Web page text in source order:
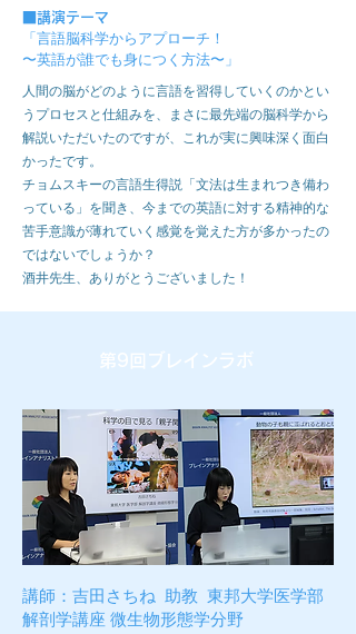
講演テーマ
「言語脳科学からアプローチ！
〜英語が誰でも身につく方法〜」
人間の脳がどのように言語を習得していくのかとい
うプロセスと仕組みを、まさに最先端の脳科学から
解説いただいたのですが、これが実に興味深く面白
かったです。
チョムスキーの言語生得説「文法は生まれつき備わ
っている」を聞き、今までの英語に対する精神的な
苦手意識が薄れていく感覚を覚えた方が多かったの
ではないでしょうか？
​酒井先生、ありがとうございました！
第9回ブレインラボ
講師： 吉田さちね 助教 ​ 東邦大学医学部
解剖学講座 微生物形態学分野